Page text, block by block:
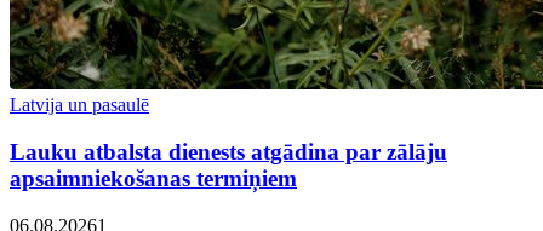
Latvija un pasaulē
Lauku atbalsta dienests atgādina par zālāju
apsaimniekošanas termiņiem
06.08.20261